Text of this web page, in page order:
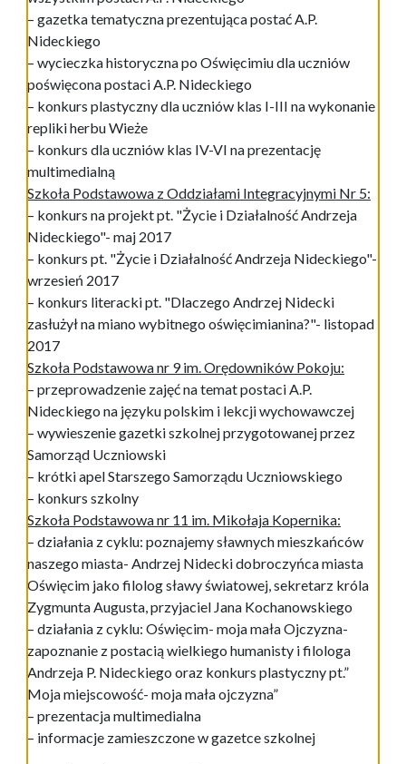
– gazetka tematyczna prezentująca postać A.P.
Nideckiego
– wycieczka historyczna po Oświęcimiu dla uczniów
poświęcona postaci A.P. Nideckiego
– konkurs plastyczny dla uczniów klas I-III na wykonanie
repliki herbu Wieże
– konkurs dla uczniów klas IV-VI na prezentację
multimedialną
Szkoła Podstawowa z Oddziałami Integracyjnymi Nr 5:
– konkurs na projekt pt. "Życie i Działalność Andrzeja
Nideckiego"- maj 2017
– konkurs pt. "Życie i Działalność Andrzeja Nideckiego"-
wrzesień 2017
– konkurs literacki pt. "Dlaczego Andrzej Nidecki
zasłużył na miano wybitnego oświęcimianina?"- listopad
2017
Szkoła Podstawowa nr 9 im. Orędowników Pokoju:
– przeprowadzenie zajęć na temat postaci A.P.
Nideckiego na języku polskim i lekcji wychowawczej
– wywieszenie gazetki szkolnej przygotowanej przez
Samorząd Uczniowski
– krótki apel Starszego Samorządu Uczniowskiego
– konkurs szkolny
Szkoła Podstawowa nr 11 im. Mikołaja Kopernika:
– działania z cyklu: poznajemy sławnych mieszkańców
naszego miasta- Andrzej Nidecki dobroczyńca miasta
Oświęcim jako filolog sławy światowej, sekretarz króla
Zygmunta Augusta, przyjaciel Jana Kochanowskiego
– działania z cyklu: Oświęcim- moja mała Ojczyzna-
zapoznanie z postacią wielkiego humanisty i filologa
Andrzeja P. Nideckiego oraz konkurs plastyczny pt.”
Moja miejscowość- moja mała ojczyzna”
– prezentacja multimedialna
– informacje zamieszczone w gazetce szkolnej